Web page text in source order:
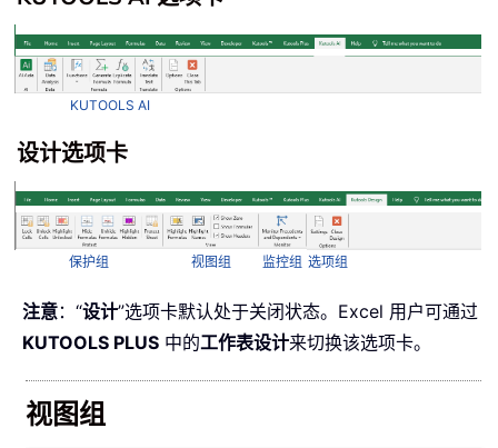
KUTOOLS AI
设计选项卡
保护组 视图组 监控组 选项组
注意：“设计”选项卡默认处于关闭状态。Excel 用户可通过
KUTOOLS PLUS 中的工作表设计来切换该选项卡。
视图组